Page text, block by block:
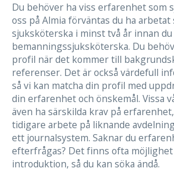
Du behöver ha viss erfarenhet som
oss på Almia förväntas du ha arbetat
sjuksköterska i minst två år innan
bemanningssjuksköterska. Du
profil när det kommer till
referenser. Det är också värdefull
så vi kan matcha din profil med
din erfarenhet och önskemål. Vissa
även ha särskilda krav på
tidigare arbete på liknande
ett journalsystem. Saknar du
efterfrågas? Det finns ofta
introduktion, så du kan söka ändå.